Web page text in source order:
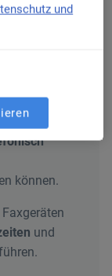
Dr.
schwertun
können.
und
und